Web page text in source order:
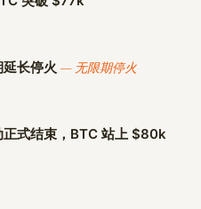
长停火 — 无限期停火
正式结束，BTC 站上 $80k